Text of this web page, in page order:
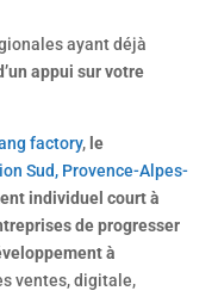
ayant déjà
appui sur votre
factory, le
Sud, Provence-Alpes-
individuel court à
de progresser
à
ventes, digitale,